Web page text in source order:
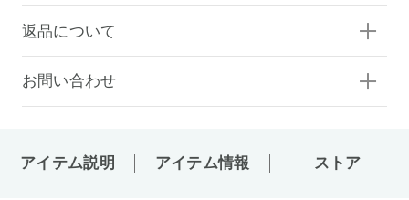
返品について
お問い合わせ
アイテム説明 アイテム情報 ストア